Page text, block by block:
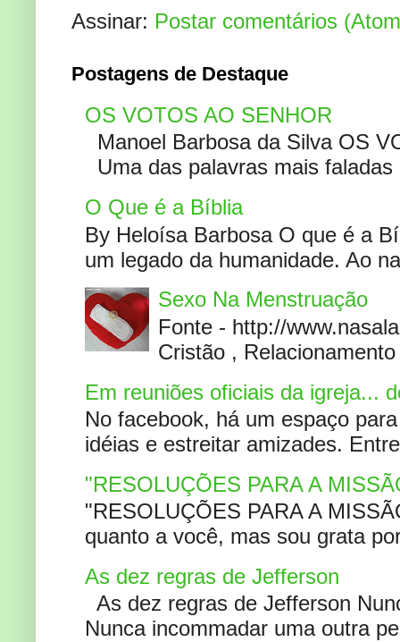
Assinar: Postar comentários
Postagens de Destaque
OS VOTOS AO SENHOR
Manoel Barbosa da Silva OS
Uma das palavras mais
O Que é a Bíblia
By Heloísa Barbosa O que é a
um legado da humanidade. Ao
Sexo Na Menstruação
Fonte - http://
Cristão ,
Em reuniões oficiais da igreja...
No facebook, há um espaço
idéias e estreitar amizades.
"RESOLUÇÕES PARA A
"RESOLUÇÕES PARA A
quanto a você, mas sou grata
As dez regras de Jefferson
As dez regras de Jefferson
Nunca incommadar uma outra